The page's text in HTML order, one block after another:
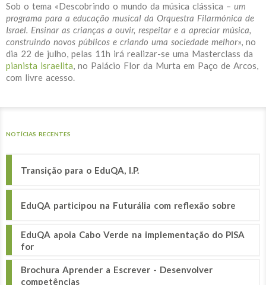
Sob o tema «Descobrindo o mundo da música clássica – um
programa para a educação musical da Orquestra Filarmónica de
Israel. Ensinar as crianças a ouvir, respeitar e a apreciar música,
construindo novos públicos e criando uma sociedade melhor», no
dia 22 de julho, pelas 11h irá realizar-se uma Masterclass da
pianista israelita, no Palácio Flor da Murta em Paço de Arcos,
com livre acesso.
NOTÍCIAS RECENTES
Transição para o EduQA, I.P.
EduQA participou na Futurália com reflexão sobre
EduQA apoia Cabo Verde na implementação do PISA
for
Brochura Aprender a Escrever - Desenvolver
competências